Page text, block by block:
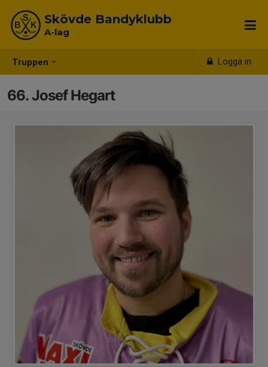
Truppen Logga in
Skövde Bandyklubb
A-lag
66. Josef Hegart